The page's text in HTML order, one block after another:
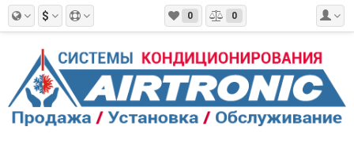
$ 0 0